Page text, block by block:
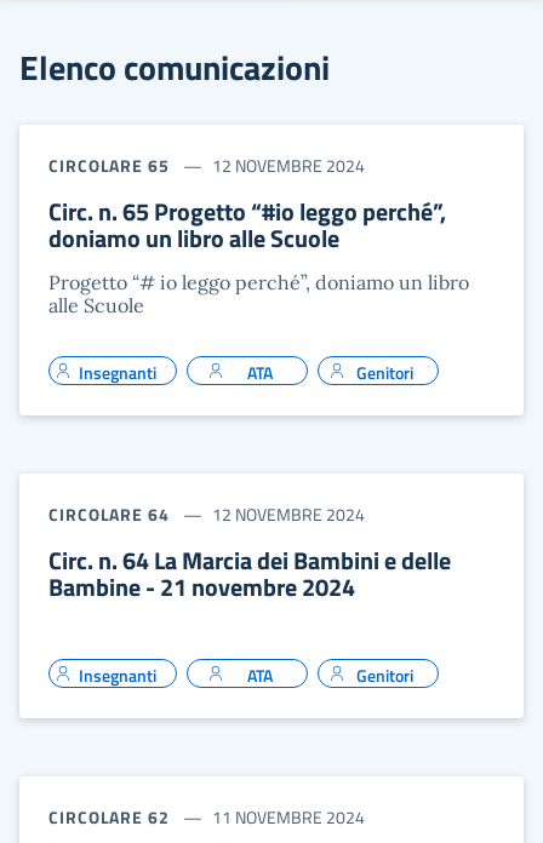
Elenco comunicazioni
CIRCOLARE 65 12 NOVEMBRE 2024
Circ. n. 65 Progetto “#io leggo perché”,
doniamo un libro alle Scuole
Progetto “# io leggo perché”, doniamo un libro
alle Scuole
Insegnanti ATA Genitori
CIRCOLARE 64 12 NOVEMBRE 2024
Circ. n. 64 La Marcia dei Bambini e delle
Bambine - 21 novembre 2024
Insegnanti ATA Genitori
CIRCOLARE 62 11 NOVEMBRE 2024